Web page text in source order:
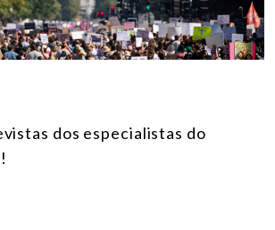
dos especialistas do